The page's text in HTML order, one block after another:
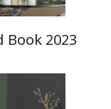
Book 2023